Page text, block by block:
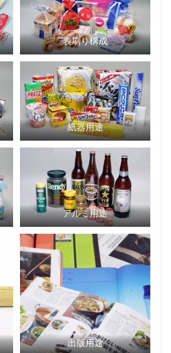
表刷り構成
紙器用途
アルミ用途
出版用途